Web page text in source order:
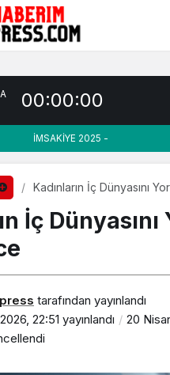
00:00:00
İMSAKİYE 2025 -
Kadınların İç Dünyasını
İç Dünyasını
tarafından yayınlandı
22:51 yayınlandı
20
İç Dünyasını Yoran 7